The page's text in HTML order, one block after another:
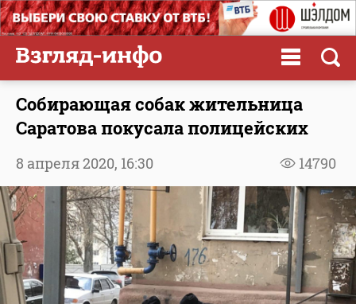
Собирающая собак жительница
Саратова покусала полицейских
14790
8 апреля 2020, 16:30